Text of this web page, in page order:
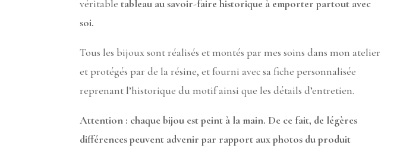
véritabletableau au savoir-faire historique à emporter partout avec
soi.
Tous les bijoux sont réalisés et montés par mes soins dans mon atelier
et protégés par de la résine, et fourni avec sa fiche personnalisée
reprenant l’historique du motif ainsi que les détails d’entretien.
Attention : chaque bijou est peint à la main. De ce fait, de légères
différences peuvent advenir par rapport aux photos du produit